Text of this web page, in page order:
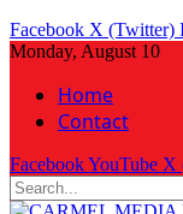
Facebook X (Twitter)
Monday, August 10
Home
Contact
FacebookYouTube X